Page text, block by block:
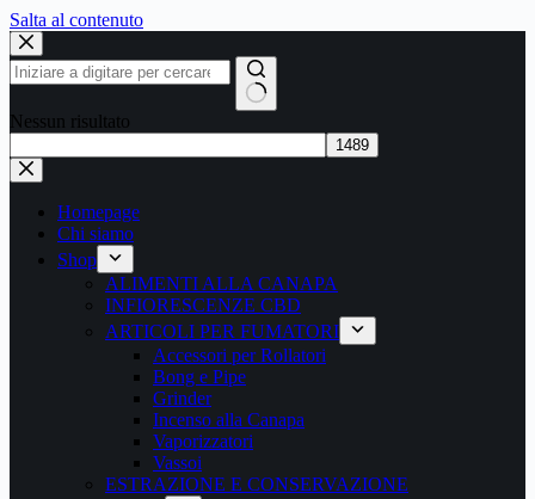
Salta al contenuto
Nessun risultato
Homepage
Chi siamo
Shop
ALIMENTI ALLA CANAPA
INFIORESCENZE CBD
ARTICOLI PER FUMATORI
Accessori per Rollatori
Bong e Pipe
Grinder
Incenso alla Canapa
Vaporizzatori
Vassoi
ESTRAZIONE E CONSERVAZIONE